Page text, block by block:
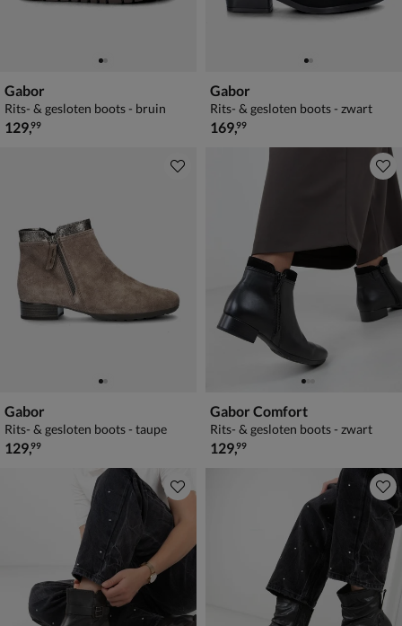
Gabor
Rits- & gesloten boots - bruin
€ 129,99
129,99
Gabor
Rits- & gesloten boots - zwart
€ 169,99
169,99
Gabor
Rits- & gesloten boots - taupe
€ 129,99
129,99
Gabor Comfort
Rits- & gesloten boots - zwart
€ 129,99
129,99